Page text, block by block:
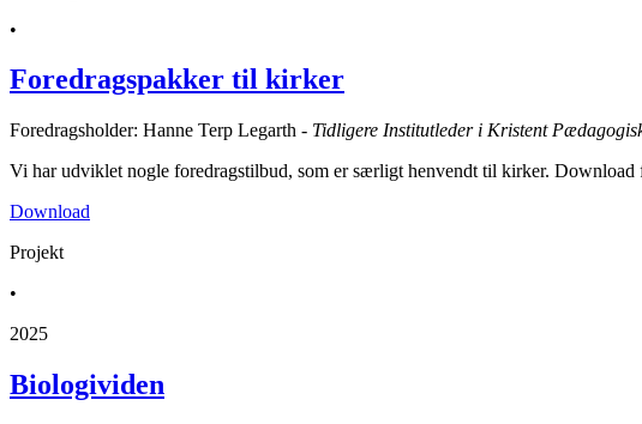
•
Foredragspakker til kirker
Foredragsholder: Hanne Terp Legarth - Tidligere Institutleder i Kristent
Vi har udviklet nogle foredragstilbud, som er særligt henvendt til kirker. Download
Download
Projekt
•
2025
Biologividen